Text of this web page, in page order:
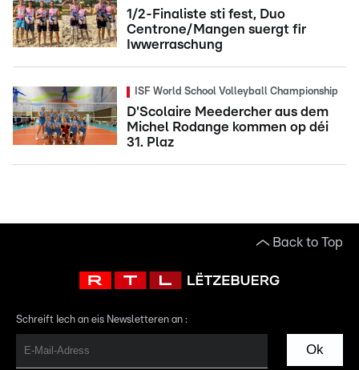
1/2-Finaliste sti fest, Duo
Centrone/Mangen suergt fir
Iwwerraschung
ISF World School Volleyball Championship
D'Scolaire Meedercher aus dem
Michel Rodange kommen op déi
31. Plaz
Back to Top
Schreift Iech an eis Newsletteren an :
Ok